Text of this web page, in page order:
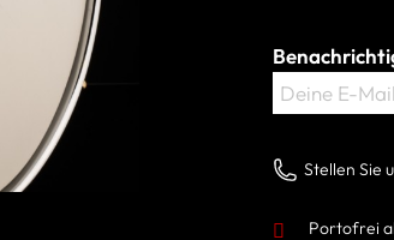
Deine E-Mail
Stellen Sie
Portofrei